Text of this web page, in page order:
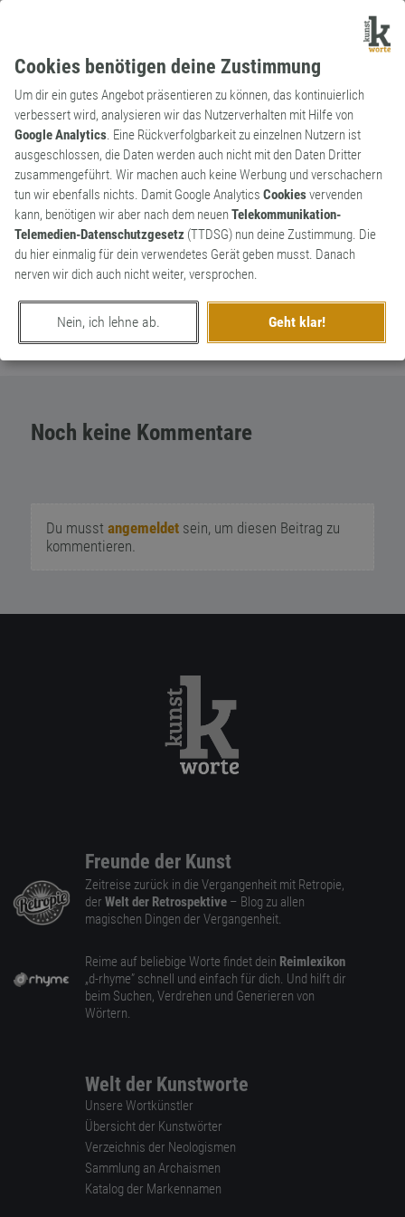
Cookies benötigen deine Zustimmung
Um dir ein gutes Angebot präsentieren zu können, das kontinuierlich
verbessert wird, analysieren wir das Nutzerverhalten mit Hilfe von
Google Analytics. Eine Rückverfolgbarkeit zu einzelnen Nutzern ist
ausgeschlossen, die Daten werden auch nicht mit den Daten Dritter
zusammengeführt. Wir machen auch keine Werbung und verschachern
tun wir ebenfalls nichts. Damit Google Analytics Cookiesvervenden
kann, benötigen wir aber nach dem neuenTelekommunikation-
Telemedien-Datenschutzgesetz (TTDSG) nun deine Zustimmung. Die
du hier einmalig für dein verwendetes Gerät geben musst. Danach
nerven wir dich auch nicht weiter, versprochen.
Nein, ich lehne ab. Geht klar!
Kunstwort
Redewendung
Angst'n'Shauder
Das Gegenteil von Law & Order
0
0
erschaffen vonGrandissimo
Noch keine Kommentare
Du musst angemeldetsein, um diesen Beitrag zu
kommentieren.
Freunde der Kunst
Zeitreise zurück in die Vergangenheit mit Retropie,
der Welt der Retrospektive – Blog zu allen
magischen Dingen der Vergangenheit.
Reime auf beliebige Worte findet dein Reimlexikon
„d-rhyme” schnell und einfach für dich. Und hilft dir
beim Suchen, Verdrehen und Generieren von
Wörtern.
Welt der Kunstworte
Unsere Wortkünstler
Übersicht der Kunstwörter
Verzeichnis der Neologismen
Sammlung an Archaismen
Katalog der Markennamen